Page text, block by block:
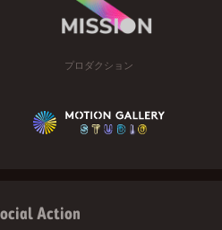
プロダクション
Action